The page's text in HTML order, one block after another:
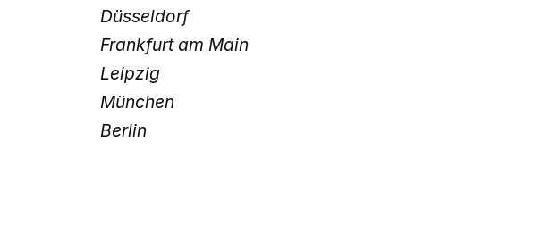
Düsseldorf
Frankfurt am Main
Leipzig
München
Berlin